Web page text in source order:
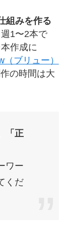
組みを作る
1〜2本で
作成に
（ブリュー）
の時間は大
「正
ワー
くだ